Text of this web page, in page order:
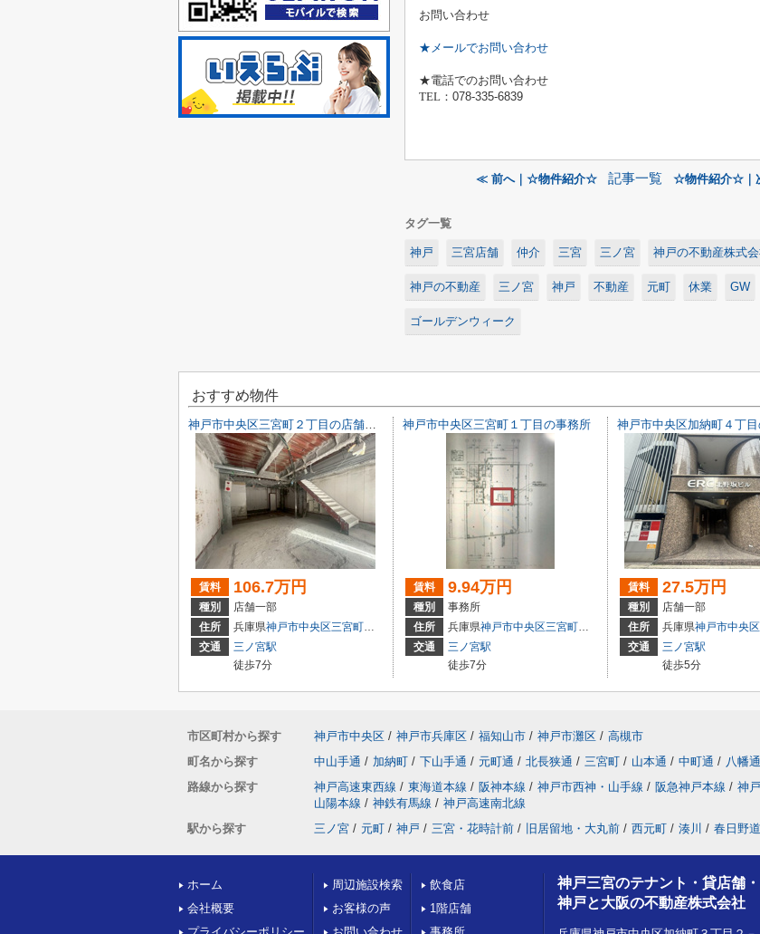
お問い合わせ
★メールでお問い合わせ
★電話でのお問い合わせ
TEL ： 078-335-6839
≪ 前へ｜☆物件紹介☆ 記事一覧 ☆物件紹介☆｜
タグ一覧
神戸 三宮店舗 仲介 三宮 三ノ宮 神戸の不動産株式
神戸の不動産 三ノ宮 神戸 不動産 元町 休業 GW
ゴールデンウィーク
おすすめ物件
賃料 106.7万円
種別
店舗一部
住所
兵庫県神戸市中央区三宮町 ２丁目9-3
交通
三ノ宮駅
徒歩7分
神戸市中央区三宮町１丁目の事務所
賃料 9.94万円
種別
事務所
住所
兵庫県神戸市中央区三宮町 １丁目
交通
三ノ宮駅
徒歩7分
賃料 27.5万円
種別
店舗一部
住所
兵庫県神戸市中央区
交通
三ノ宮駅
徒歩5分
市区町村から探す 神戸市中央区 / 神戸市兵庫区 / 福知山市 / 神戸市灘区 / 高槻市
町名から探す
中山手通 / 加納町 / 下山手通 / 元町通 / 北長狭通 / 三宮町 / 山本通 / 中町通 / 八幡通
路線から探す
神戸高速東西線 / 東海道本線 / 阪神本線 / 神戸市西神・山手線 / 阪急神戸本線 / 神
山陽本線 / 神鉄有馬線 / 神戸高速南北線
駅から探す
三ノ宮 / 元町 / 神戸 / 三宮・花時計前 / 旧居留地・大丸前 / 西元町 / 湊川 / 春日野道
ホーム
会社概要
周辺施設検索
お客様の声
飲食店
1階店舗
神戸三宮のテナント・貸店舗
神戸と大阪の不動産株式会社